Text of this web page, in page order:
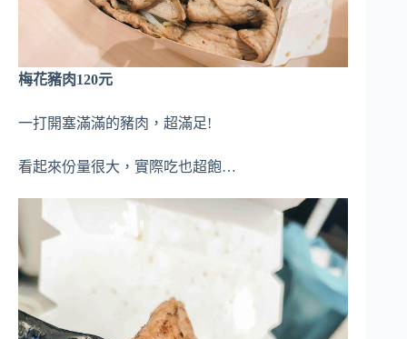
梅花豬肉120元
一打開塞滿滿的豬肉，超滿足!
看起來份量很大，實際吃也超飽…